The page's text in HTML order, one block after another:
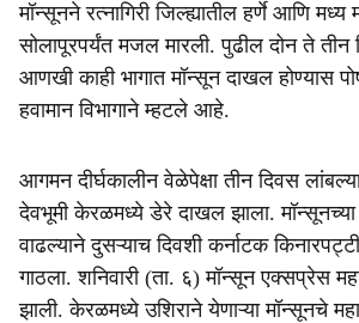
r
e
मॉन्सूनने रत्नागिरी जिल्ह्यातील हर्णे आणि मध्य
सोलापूरपर्यंत मजल मारली. पुढील दोन ते तीन
आणखी काही भागात मॉन्सून दाखल होण्यास
हवामान विभागाने म्हटले आहे.
आगमन दीर्घकालीन वेळेपेक्षा तीन दिवस
देवभूमी केरळमध्ये डेरे दाखल झाला. मॉन्सूनच्या
वाढल्याने दुसऱ्याच दिवशी कर्नाटक किनारपट्टी
गाठला. शनिवारी (ता. ६) मॉन्सून एक्सप्रेस
झाली. केरळमध्ये उशिराने येणाऱ्या मॉन्सूनचे